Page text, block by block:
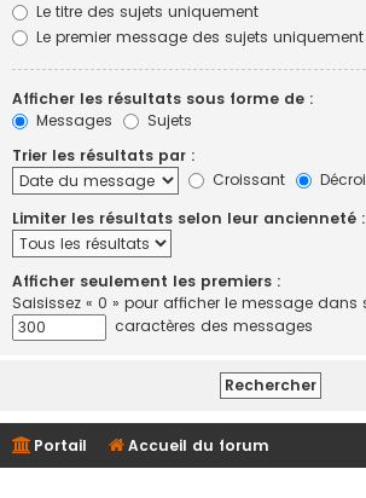
Le titre des sujets uniquement
Le premier message des sujets uniquement
Afficher les résultats sous forme de :
Messages
Sujets
Trier les résultats par :
Croissant
Limiter les résultats selon leur ancienneté :
Afficher seulement les premiers :
Saisissez « 0 » pour afficher le message dans
caractères des messages
Portail Accueil du forum